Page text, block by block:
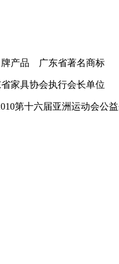
产品 广东省著名商标
家具协会执行会长单位
第十六届亚洲运动会公